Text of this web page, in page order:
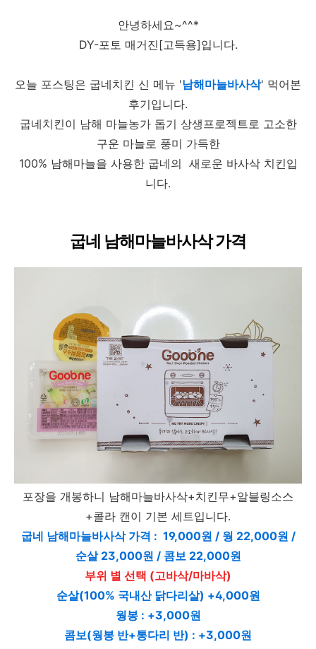
안녕하세요~^^*
DY-포토 매거진[고득용]입니다.
오늘 포스팅은 굽네치킨 신 메뉴 '남해마늘바사삭' 먹어본
후기입니다.
굽네치킨이 남해 마늘농가 돕기 상생프로젝트로 고소한
구운 마늘로 풍미 가득한
100% 남해마늘을 사용한 굽네의 새로운 바사삭 치킨입
니다.
굽네 남해마늘바사삭 가격
포장을 개봉하니 남해마늘바사삭+치킨무+알블링소스
+콜라 캔이 기본 세트입니다.
굽네 남해마늘바사삭 가격 : 19,000원 / 웡 22,000원 /
순살 23,000원 / 콤보 22,000원
부위 별 선택 (고바삭/마바삭)
순살(100% 국내산 닭다리살) +4,000원
웡봉 : +3,000원
콤보(웡봉 반+통다리 반) : +3,000원